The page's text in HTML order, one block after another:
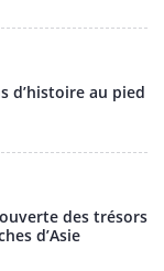
d’histoire au pied
des trésors
d’Asie